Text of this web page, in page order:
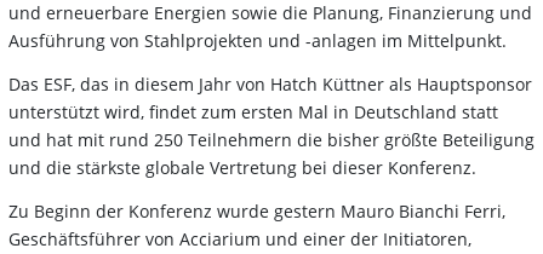
und erneuerbare Energien sowie die Planung, Finanzierung und
Ausführung von Stahlprojekten und -anlagen im Mittelpunkt.
Das ESF, das in diesem Jahr von Hatch Küttner als Hauptsponsor
unterstützt wird, findet zum ersten Mal in Deutschland statt
und hat mit rund 250 Teilnehmern die bisher größte Beteiligung
und die stärkste globale Vertretung bei dieser Konferenz.
Zu Beginn der Konferenz wurde gestern Mauro Bianchi Ferri,
Geschäftsführer von Acciarium und einer der Initiatoren,